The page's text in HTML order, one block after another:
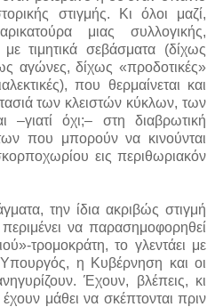
στιγμής. Κι όλοι μαζί,
μιας συλλογικής,
τιμητικά σεβάσματα (δίχως
αγώνες, δίχως «προδοτικές»
που θερμαίνεται και
των κλειστών κύκλων, των
όχι;– στη διαβρωτική
που μπορούν να κινούνται
εις περιθωριακόν
την ίδια ακριβώς στιγμή
να παρασημοφορηθεί
τρομοκράτη, το γλεντάει με
η Κυβέρνηση και οι
Έχουν, βλέπεις, κι
μάθει να σκέπτονται πριν